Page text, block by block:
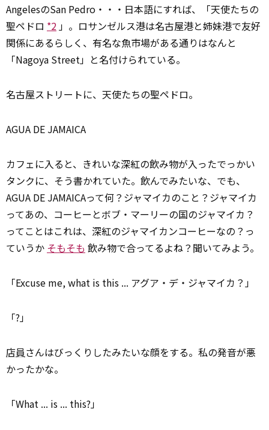
AngelesのSan Pedro・・・日本語にすれば、「天使たちの
聖ペドロ *2 」。ロサンゼルス港は名古屋港と姉妹港で友好
関係にあるらしく、有名な魚市場がある通りはなんと
「Nagoya Street」と名付けられている。
名古屋ストリートに、天使たちの聖ペドロ。
AGUA DE JAMAICA
カフェに入ると、きれいな深紅の飲み物が入ったでっかい
タンクに、そう書かれていた。飲んでみたいな、でも、
AGUA DE JAMAICAって何？ジャマイカのこと？ジャマイカ
ってあの、コーヒーとボブ・マーリーの国のジャマイカ？
ってことはこれは、深紅のジャマイカンコーヒーなの？っ
ていうか そもそも 飲み物で合ってるよね？聞いてみよう。
「Excuse me, what is this ... アグア・デ・ジャマイカ？」
「?」
店員さんはびっくりしたみたいな顔をする。私の発音が悪
かったかな。
「What ... is ... this?」